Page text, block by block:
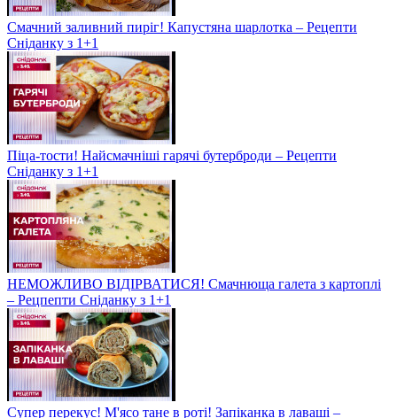
Смачний заливний пиріг! Капустяна шарлотка – Рецепти
Сніданку з 1+1
Піца-тости! Найсмачніші гарячі бутерброди – Рецепти
Сніданку з 1+1
НЕМОЖЛИВО ВІДІРВАТИСЯ! Смачнюща галета з картоплі
– Рецпепти Сніданку з 1+1
Супер перекус! М'ясо тане в роті! Запіканка в лаваші –